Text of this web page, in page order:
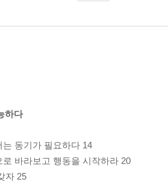
하다
동기가 필요하다 14
로 바라보고 행동을 시작하라 20
자 25